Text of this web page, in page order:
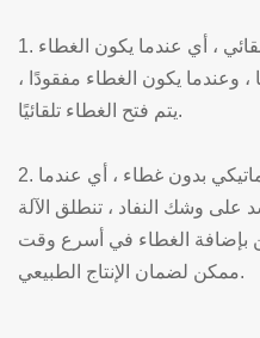
1. الآلة مجهزة بجهاز الكشف التلقائي ، أي عندما يكون الغطاء
، وعندما يكون الغطاء مفقودًا ،
يتم فتح الغطاء تلقائيًا.
2. تحتوي الآلة على جهاز إنذار أوتوماتيكي بدون غطاء ، أي عندما
على وشك النفاد ، تنطلق الآلة
بإضافة الغطاء في أسرع وقت
ممكن لضمان الإنتاج الطبيعي.